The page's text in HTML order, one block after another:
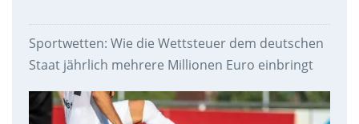
Sportwetten: Wie die Wettsteuer dem deutschen
Staat jährlich mehrere Millionen Euro einbringt